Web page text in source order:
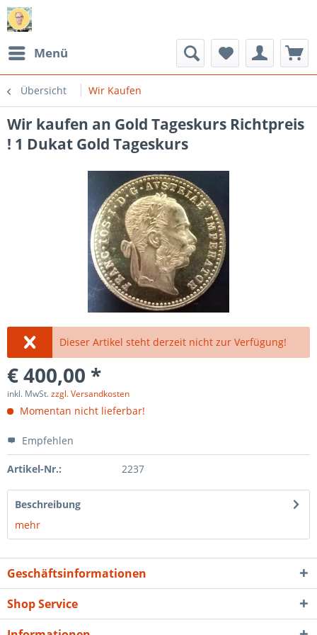
Menü
Übersicht Wir Kaufen
Wir kaufen an Gold Tageskurs Richtpreis
! 1 Dukat Gold Tageskurs
Dieser Artikel steht derzeit nicht zur Verfügung!
€ 400,00 *
inkl. MwSt.zzgl. Versandkosten
Momentan nicht lieferbar!
Empfehlen
Artikel-Nr.: 2237
Beschreibung
mehr
Geschäftsinformationen
Shop Service